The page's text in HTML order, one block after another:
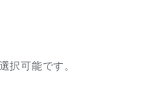
可能です。